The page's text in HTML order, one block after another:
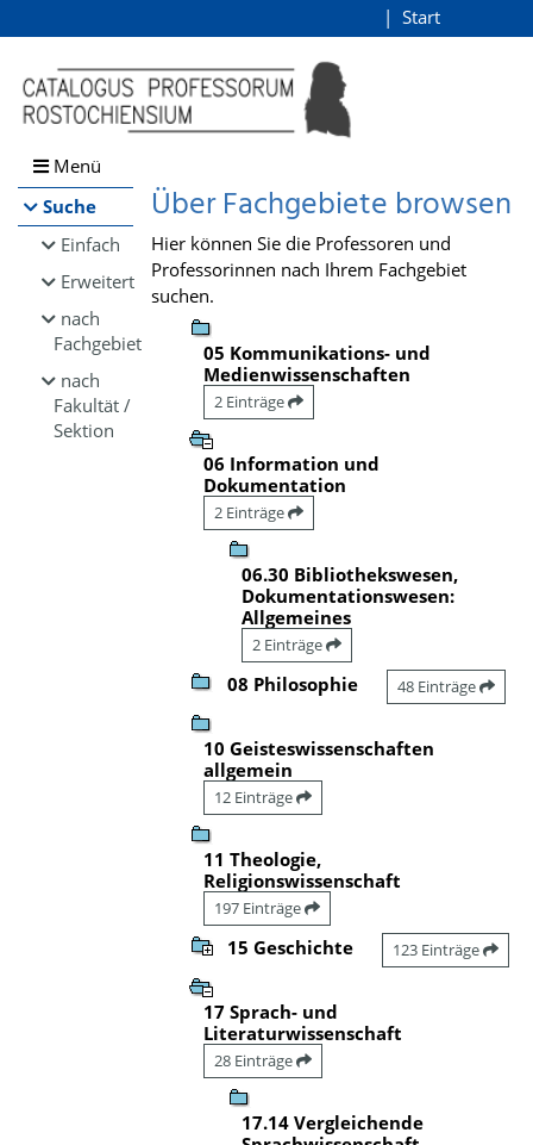
Browsen
direkt zum Inhalt
Start
Menü
Suche
Einfach
Erweitert
nach
Fachgebiet
nach
Fakultät /
Sektion
Über Fachgebiete browsen
Hier können Sie die Professoren und
Professorinnen nach Ihrem Fachgebiet
suchen.
05 Kommunikations- und
Medienwissenschaften
2 Einträge
06 Information und
Dokumentation
2 Einträge
06.30 Bibliothekswesen,
Dokumentationswesen:
Allgemeines
2 Einträge
08 Philosophie 48 Einträge
10 Geisteswissenschaften
allgemein
12 Einträge
11 Theologie,
Religionswissenschaft
197 Einträge
15 Geschichte 123 Einträge
17 Sprach- und
Literaturwissenschaft
28 Einträge
17.14 Vergleichende